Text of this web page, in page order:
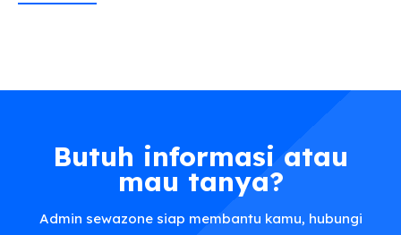
Proyektor Tripod 2x2m (84 inch) Layar ...
Butuh informasi atau
mau tanya?
Admin sewazone siap membantu kamu, hubungi